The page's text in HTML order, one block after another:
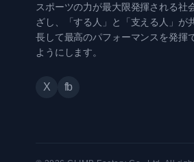
スポーツの力が最大限発揮される社
ざし、「する人」と「支える人」が
長して最高のパフォーマンスを発揮
ようにします。
X fb